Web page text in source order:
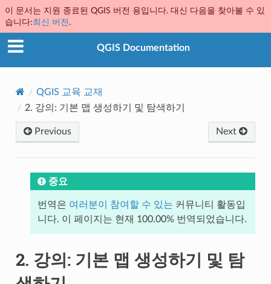
이 문서는 지원 종료된 QGIS 버전 용입니다. 대신 다음을 찾아볼 수 있
습니다:최신 버전 .
QGIS Documentation
QGIS 교육 교재
2. 강의: 기본 맵 생성하기 및 탐색하기
Previous Next
중요
번역은 여러분이 참여할 수 있는 커뮤니티 활동입
니다. 이 페이지는 현재 100.00% 번역되었습니다.
2. 강의: 기본 맵 생성하기 및 탐